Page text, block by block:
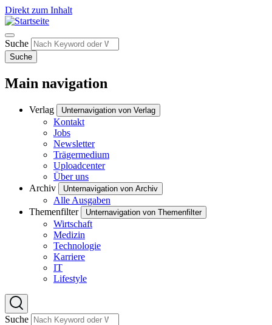
Direkt zum Inhalt
Suche
Suche
Main navigation
Verlag Unternavigation von Verlag
Kontakt
Jobs
Newsletter
Trägermedium
Uploadcenter
Über uns
Archiv
Unternavigation von Archiv
Alle Ausgaben
Themenfilter
Unternavigation von Themenfilter
Wirtschaft
Medizin
Technologie
Karriere
IT
Lifestyle
Suche